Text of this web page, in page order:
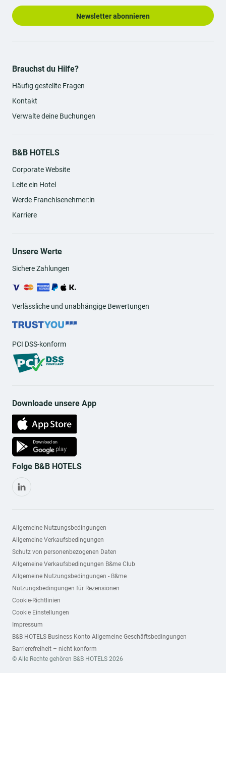
Newsletter abonnieren
Brauchst du Hilfe?
Häufig gestellte Fragen
Kontakt
Verwalte deine Buchungen
B&B HOTELS
Corporate Website
Leite ein Hotel
Werde Franchisenehmer:in
Karriere
Unsere Werte
Sichere Zahlungen
Verlässliche und unabhängige Bewertungen
PCI DSS-konform
Downloade unsere App
Folge B&B HOTELS
Allgemeine Nutzungsbedingungen
Allgemeine Verkaufsbedingungen
Schutz von personenbezogenen Daten
Allgemeine Verkaufsbedingungen B&me Club
Allgemeine Nutzungsbedingungen - B&me
Nutzungsbedingungen für Rezensionen
Cookie-Richtlinien
Cookie Einstellungen
Impressum
B&B HOTELS Business Konto Allgemeine Geschäftsbedingungen
Barrierefreiheit – nicht konform
© Alle Rechte gehören B&B HOTELS 2026